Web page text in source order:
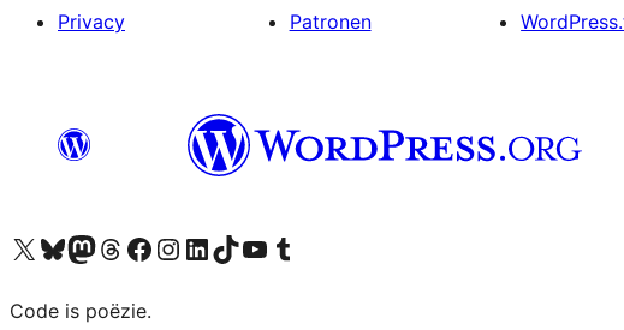
Privacy
Patronen
Bezoek ons X (voorheen Twitter) account
Bezoek ons Bluesky account
Bezoek ons Mastodon account
Bezoek ons Threads account
Onze Facebook pagina bezoeken
Bezoek ons Instagram account
Bezoek ons LinkedIn account
Bezoek ons TikTok account
Bezoek ons YouTube kanaalBezoek ons Tumblr account
Code is poëzie.